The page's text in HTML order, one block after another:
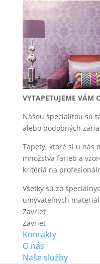
VYTAPETUJEME VÁM
Našou špecialitou sú
alebo podobných
Tapety, ktoré si u nás
množstva farieb a
kritériá na
Všetky sú zo
umývateľných
Zavrieť
Zavrieť
Kontakty
O nás
Naše služby